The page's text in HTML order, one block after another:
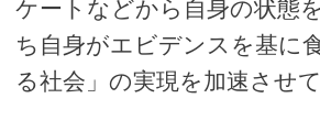
ケートなどから自身の状態
ち自身がエビデンスを基に
る社会」の実現を加速させ